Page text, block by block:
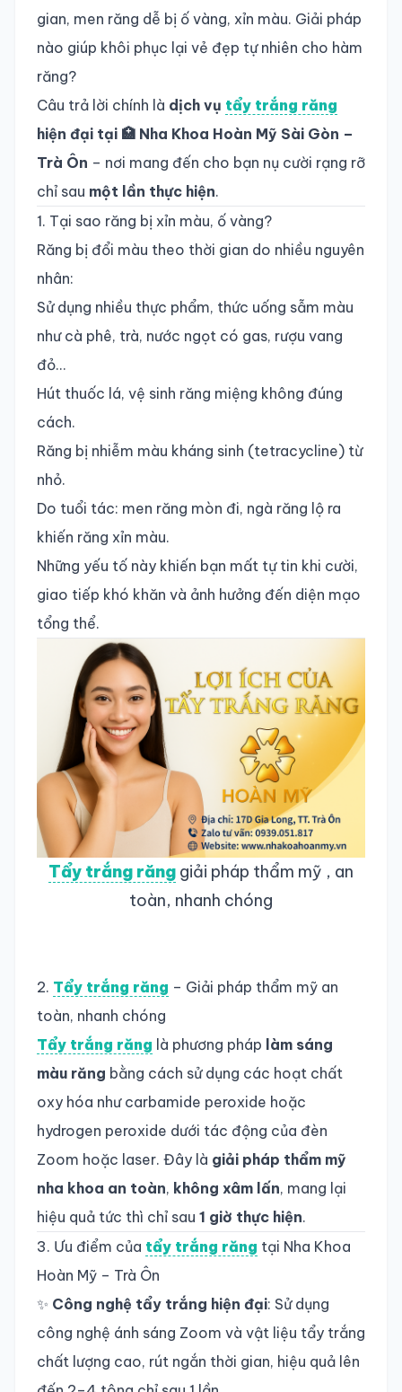
gian, men răng dễ bị ố vàng, xỉn màu. Giải pháp
nào giúp khôi phục lại vẻ đẹp tự nhiên cho hàm
răng?
Câu trả lời chính là dịch vụ tẩy trắng răng
hiện đại tại 🏥 Nha Khoa Hoàn Mỹ Sài Gòn –
Trà Ôn – nơi mang đến cho bạn nụ cười rạng rỡ
chỉ sau một lần thực hiện.
1. Tại sao răng bị xỉn màu, ố vàng?
Răng bị đổi màu theo thời gian do nhiều nguyên
nhân:
Sử dụng nhiều thực phẩm, thức uống sẫm màu
như cà phê, trà, nước ngọt có gas, rượu vang
đỏ…
Hút thuốc lá, vệ sinh răng miệng không đúng
cách.
Răng bị nhiễm màu kháng sinh (tetracycline) từ
nhỏ.
Do tuổi tác: men răng mòn đi, ngà răng lộ ra
khiến răng xỉn màu.
Những yếu tố này khiến bạn mất tự tin khi cười,
giao tiếp khó khăn và ảnh hưởng đến diện mạo
tổng thể.
Tẩy trắng răng giải pháp thẩm mỹ , an
toàn, nhanh chóng
2. Tẩy trắng răng – Giải pháp thẩm mỹ an
toàn, nhanh chóng
Tẩy trắng răng là phương pháp làm sáng
màu răng bằng cách sử dụng các hoạt chất
oxy hóa như carbamide peroxide hoặc
hydrogen peroxide dưới tác động của đèn
Zoom hoặc laser. Đây là giải pháp thẩm mỹ
nha khoa an toàn, không xâm lấn, mang lại
hiệu quả tức thì chỉ sau 1 giờ thực hiện.
3. Ưu điểm của tẩy trắng răng tại Nha Khoa
Hoàn Mỹ – Trà Ôn
✨ Công nghệ tẩy trắng hiện đại: Sử dụng
công nghệ ánh sáng Zoom và vật liệu tẩy trắng
chất lượng cao, rút ngắn thời gian, hiệu quả lên